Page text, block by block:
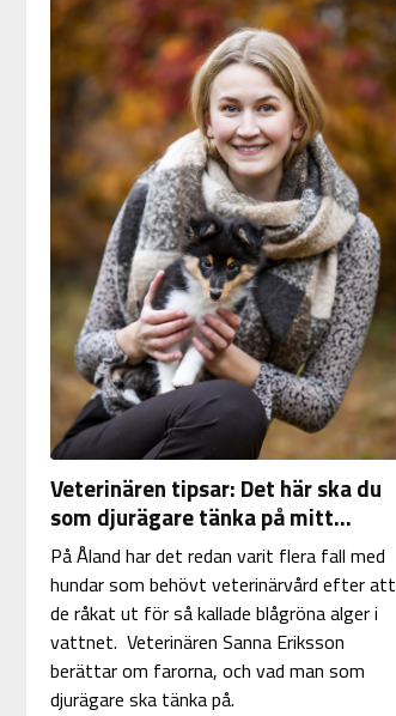
Veterinären tipsar: Det här ska du
som djurägare tänka på mitt...
På Åland har det redan varit flera fall med
hundar som behövt veterinärvård efter att
de råkat ut för så kallade blågröna alger i
vattnet. Veterinären Sanna Eriksson
berättar om farorna, och vad man som
djurägare ska tänka på.